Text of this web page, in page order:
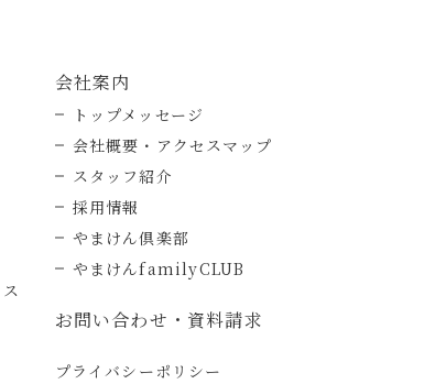
会社案内
トップメッセージ
会社概要・アクセスマップ
スタッフ紹介
採用情報
やまけん倶楽部
やまけんfamilyCLUB
お問い合わせ・資料請求
プライバシーポリシー